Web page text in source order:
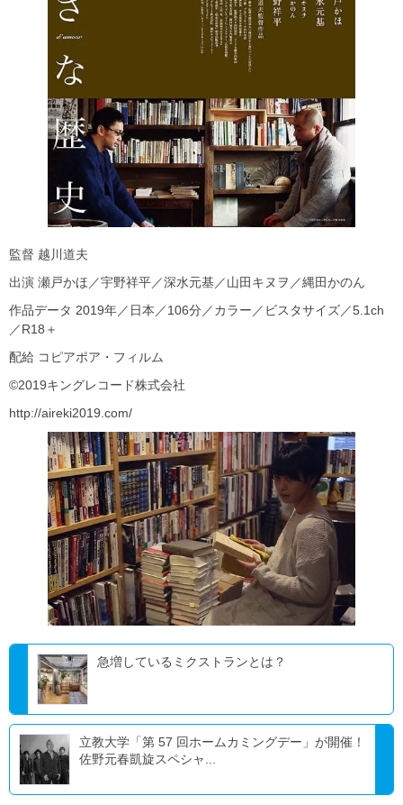
監督 越川道夫
出演 瀬戸かほ／宇野祥平／深水元基／山田キヌヲ／縄田かのん
作品データ 2019年／日本／106分／カラー／ビスタサイズ／5.1ch
／R18＋
配給 コピアポア・フィルム
©2019キングレコード株式会社
http://aireki2019.com/
急増しているミクストランとは？
立教大学「第 57 回ホームカミングデー」が開催！
佐野元春凱旋スペシャ...